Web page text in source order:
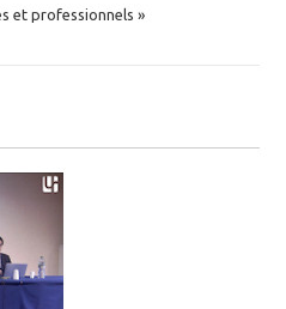
et professionnels »